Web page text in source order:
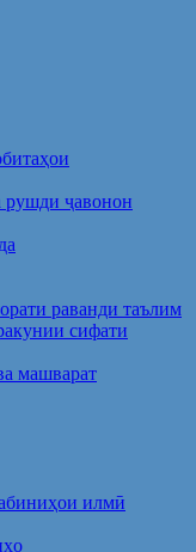
рушди ҷавонон
раванди таълим
сифати
машварат
илмӣ